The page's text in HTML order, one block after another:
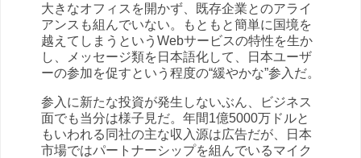
大きなオフィスを開かず、既存企業とのアライ
アンスも組んでいない。もともと簡単に国境を
越えてしまうというWebサービスの特性を生か
し、メッセージ類を日本語化して、日本ユーザ
ーの参加を促すという程度の“緩やかな”参入だ。
参入に新たな投資が発生しないぶん、ビジネス
面でも当分は様子見だ。年間1億5000万ドルと
もいわれる同社の主な収入源は広告だが、日本
市場ではパートナーシップを組んでいるマイク